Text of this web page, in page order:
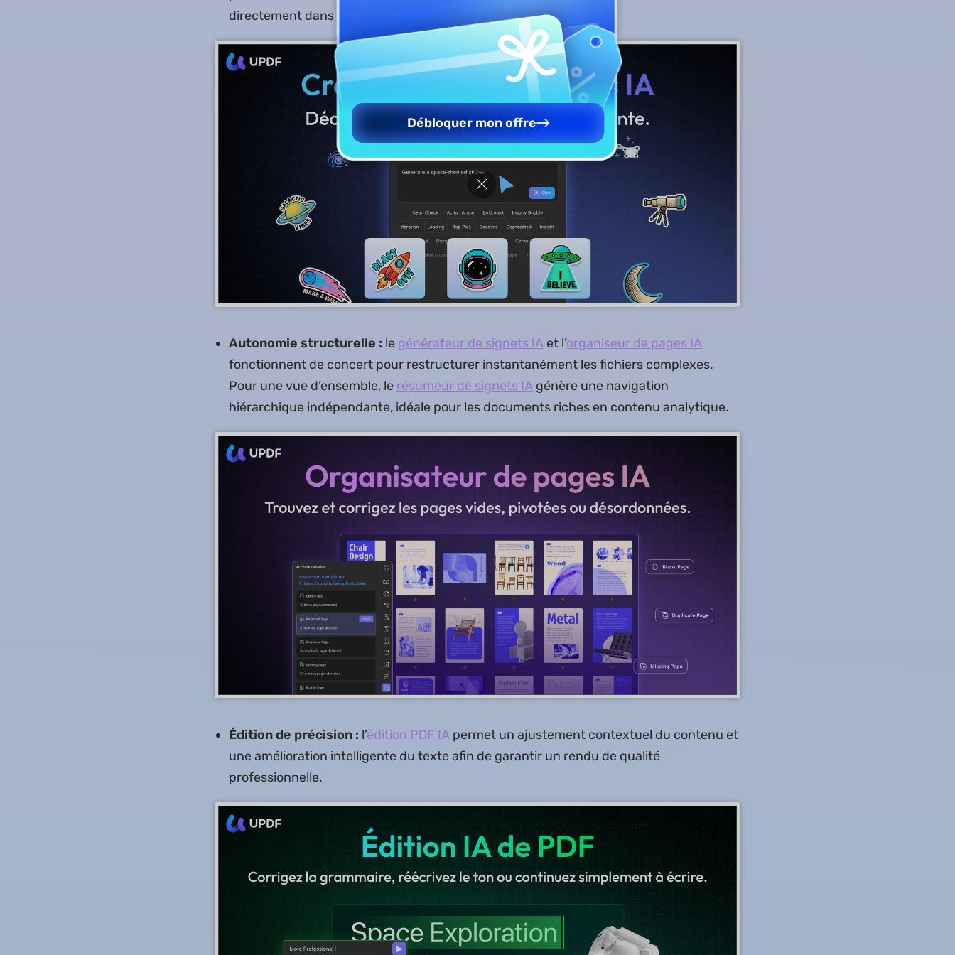
directement dans l’environnement desktop.
Autonomie structurelle : le générateur de signets IA et l’organiseur de pages IA
fonctionnent de concert pour restructurer instantanément les fichiers complexes.
Pour une vue d’ensemble, le résumeur de signets IA génère une navigation
hiérarchique indépendante, idéale pour les documents riches en contenu analytique.
Édition de précision : l’édition PDF IA permet un ajustement contextuel du contenu et
une amélioration intelligente du texte afin de garantir un rendu de qualité
professionnelle.
Débloquer mon offre